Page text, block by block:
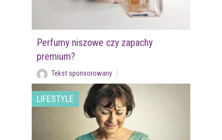
Perfumy niszowe czy zapachy
premium?
Tekst sponsorowany
LIFESTYLE